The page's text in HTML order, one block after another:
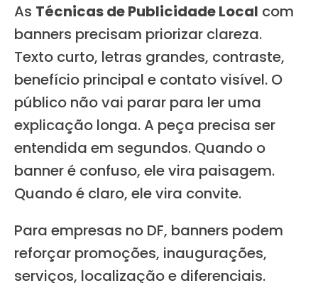
As Técnicas de Publicidade Local com
banners precisam priorizar clareza.
Texto curto, letras grandes, contraste,
benefício principal e contato visível. O
público não vai parar para ler uma
explicação longa. A peça precisa ser
entendida em segundos. Quando o
banner é confuso, ele vira paisagem.
Quando é claro, ele vira convite.
Para empresas no DF, banners podem
reforçar promoções, inaugurações,
serviços, localização e diferenciais.